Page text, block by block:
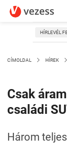
HÍRLEVÉL
CÍMOLDAL HÍREK
Csak
családi
Három